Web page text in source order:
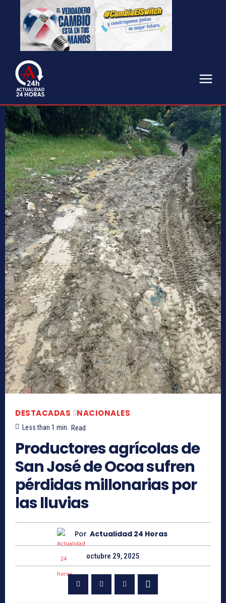
DESTACADAS NACIONALES
Less than 1 min. Read
Productores agrícolas de
San José de Ocoa sufren
pérdidas millonarias por
las lluvias
Por Actualidad 24 Horas
octubre 29, 2025